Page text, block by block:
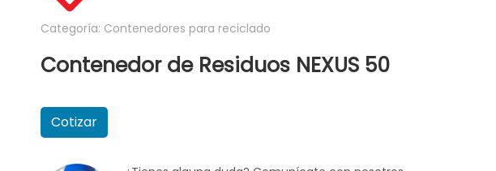
Categoría: Contenedores para reciclado
Contenedor de Residuos NEXUS 50
Cotizar